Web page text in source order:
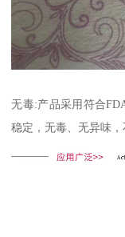
无毒:产品采用符合
稳定，无毒、无异味，